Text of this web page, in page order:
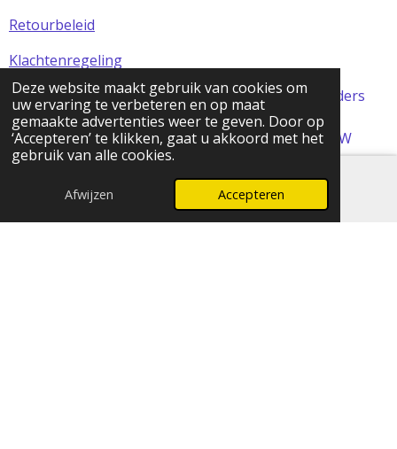
Deze website maakt gebruik van cookies om
uw ervaring te verbeteren en op maat
gemaakte advertenties weer te geven. Door op
‘Accepteren’ te klikken, gaat u akkoord met het
gebruik van alle cookies.
Afwijzen Accepteren
Retourbeleid
Klachtenregeling
Alle prijzen in de webshop zijn incl BTW (tenzij anders
aangegeven)
© 2024 FOMCreations, KvK Utrecht 70316023 . BTW
NL858256356B01
E-mailadres